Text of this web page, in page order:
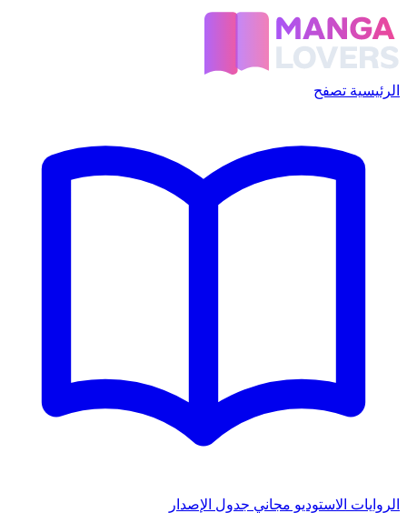
الرئيسية تصفح
الروايات الاستوديو مجاني جدول الإصدار